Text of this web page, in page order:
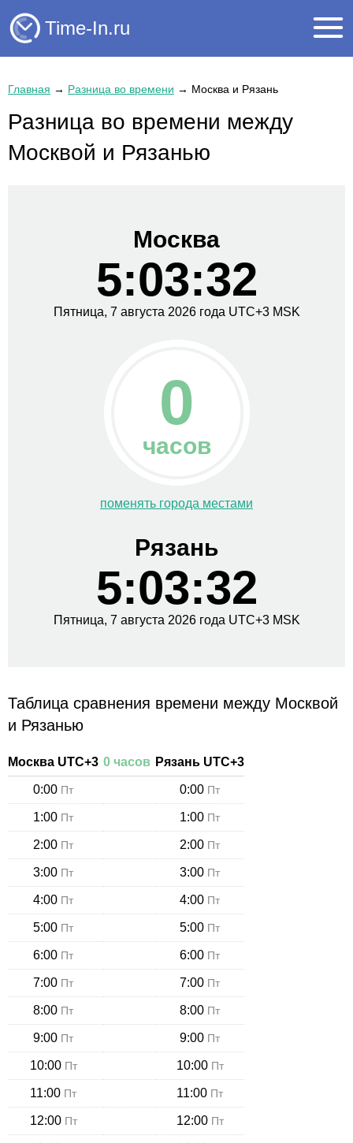
Time-In.ru
Главная → Разница во времени → Москва и Рязань
Разница во времени между
Москвой и Рязанью
Москва
5:03:32
Пятница, 7 августа 2026 года UTC+3 MSK
0
часов
поменять города местами
Рязань
5:03:32
Пятница, 7 августа 2026 года UTC+3 MSK
Таблица сравнения времени между Москвой
и Рязанью
Москва UTC+3 0 часов Рязань UTC+3
0:00 Пт 0:00 Пт
1:00 Пт 1:00 Пт
2:00 Пт 2:00 Пт
3:00 Пт 3:00 Пт
4:00 Пт 4:00 Пт
5:00 Пт 5:00 Пт
6:00 Пт 6:00 Пт
7:00 Пт 7:00 Пт
8:00 Пт 8:00 Пт
9:00 Пт 9:00 Пт
10:00 Пт 10:00 Пт
11:00 Пт 11:00 Пт
12:00 Пт 12:00 Пт